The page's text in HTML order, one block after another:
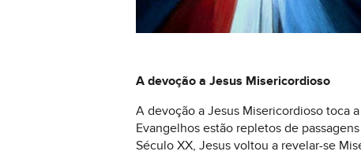
A devoção a Jesus Misericordioso
A devoção a Jesus Misericordioso toca
Evangelhos estão repletos de
Século XX, Jesus voltou a revelar-se